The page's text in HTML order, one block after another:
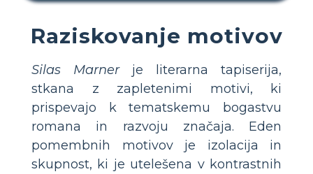
Raziskovanje motivov
Silas Marnerje literarna tapiserija,
stkana z zapletenimi motivi, ki
prispevajo k tematskemu bogastvu
romana in razvoju značaja. Eden
pomembnih motivov je izolacija in
skupnost, ki je utelešena v kontrastnih